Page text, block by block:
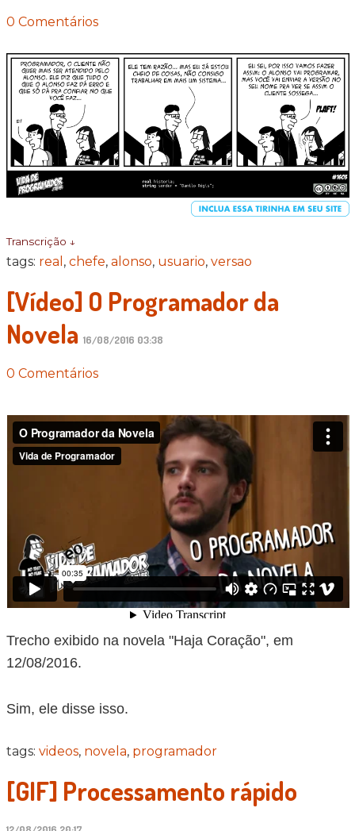
0 Comentários
Transcrição ↓
tags: real , chefe, alonso, usuario, versao
[Vídeo] O Programador da
Novela 16/08/2016 03:38
0 Comentários
Trecho exibido na novela "Haja Coração", em
12/08/2016.
Sim, ele disse isso.
tags: videos, novela, programador
[GIF] Processamento rápido